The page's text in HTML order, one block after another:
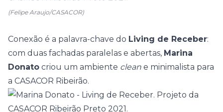
(Felipe Araujo/CASACOR)
Conexão é a palavra-chave do Living de Receber:
com duas fachadas paralelas e abertas, Marina
Donato criou um ambiente clean e minimalista para
a CASACOR Ribeirão.